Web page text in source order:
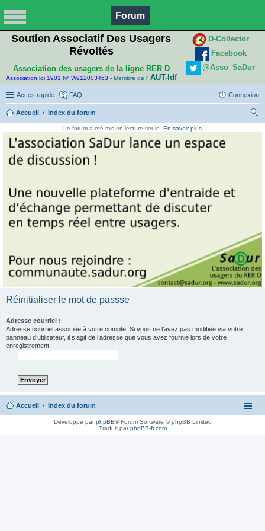
Forum
Soutien Associatif Des Usagers
Révoltés
Association des usagers de la ligne RER D
Association loi 1901 N° W912003463 - Membre de l' AUT-Idf
D-Collector
Facebook
@Asso_SaDur
Accès rapide FAQ Connexion
Accueil
Index du forum
Le forum a été mis en lecture seule. En savoir plus
Réinitialiser le mot de passse
Adresse courriel :
Adresse courriel associée à votre compte. Si vous ne l’avez pas modifiée via votre
panneau d’utilisateur, il s’agit de l’adresse que vous avez fournie lors de votre
enregistrement.
Accueil Index du forum
Développé parphpBB® Forum Software © phpBB Limited
Traduit parphpBB-fr.com